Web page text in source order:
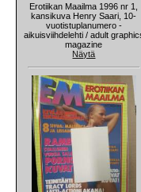
Erotiikan Maailma 1996 nr 1,
kansikuva Henry Saari, 10-
vuotistuplanumero -
aikuisviihdelehti / adult
magazine
Näytä